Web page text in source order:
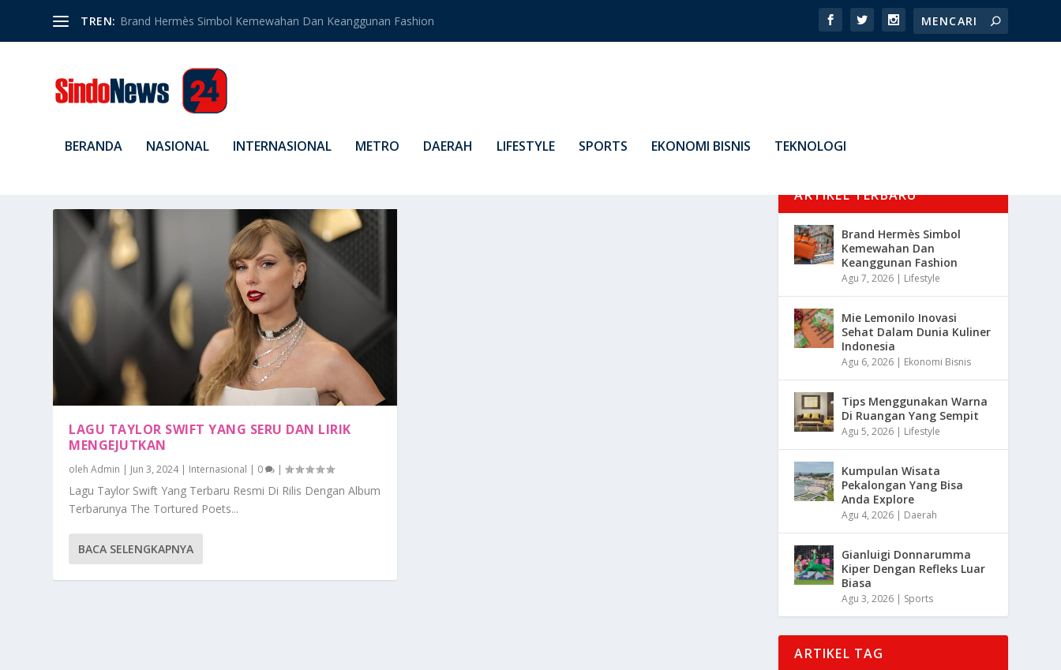
TREN: Brand Hermès Simbol Kemewahan Dan Keanggunan Fashion
BERANDA NASIONAL INTERNASIONAL METRO DAERAH LIFESTYLE SPORTS EKONOMI BISNIS TEKNOLOGI
LAGU TAYLOR SWIFT YANG SERU DAN LIRIK
MENGEJUTKAN
olehAdmin | Jun 3, 2024| Internasional | 0 |
Lagu Taylor Swift Yang Terbaru Resmi Di Rilis Dengan Album
Terbarunya The Tortured Poets...
BACA SELENGKAPNYA
ARTIKEL TERBARU
Brand Hermès Simbol
Kemewahan Dan
Keanggunan Fashion
Agu 7, 2026 | Lifestyle
Mie Lemonilo Inovasi
Sehat Dalam Dunia Kuliner
Indonesia
Agu 6, 2026 | Ekonomi Bisnis
Tips Menggunakan Warna
Di Ruangan Yang Sempit
Agu 5, 2026 | Lifestyle
Kumpulan Wisata
Pekalongan Yang Bisa
Anda Explore
Agu 4, 2026 | Daerah
Gianluigi Donnarumma
Kiper Dengan Refleks Luar
Biasa
Agu 3, 2026 | Sports
ARTIKEL TAG